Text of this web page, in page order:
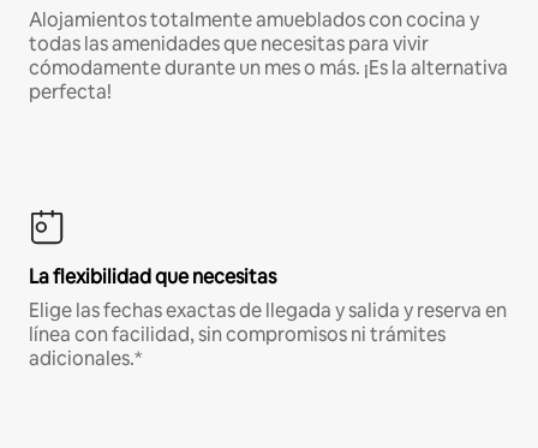
Alojamientos totalmente amueblados con cocina y
todas las amenidades que necesitas para vivir
cómodamente durante un mes o más. ¡Es la alternativa
perfecta!
La flexibilidad que necesitas
Elige las fechas exactas de llegada y salida y reserva en
línea con facilidad, sin compromisos ni trámites
adicionales.*